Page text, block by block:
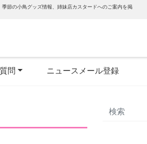
節の小鳥グッズ情報、姉妹店カスタードへのご案内を掲
問 ニュースメール登録